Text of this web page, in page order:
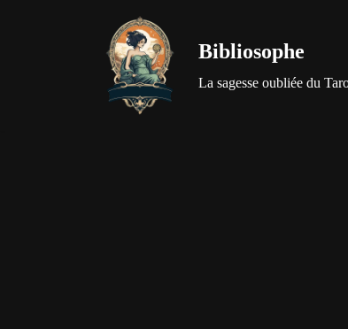
Bibliosophe
La sagesse oubliée du